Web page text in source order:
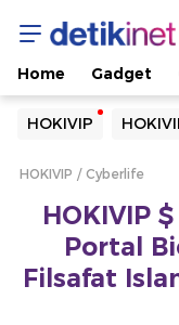
Home Gadget
HOKIVIP
Yang sedang
Loading...
Loading...
HOKIVIP Cyberlife
HOKIVIP
Portal
Filsafat